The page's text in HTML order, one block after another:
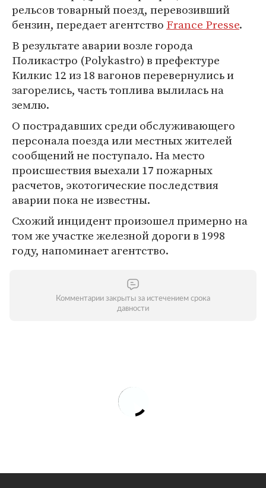
рельсов товарный поезд, перевозивший
бензин, передает агентство France Presse.
В результате аварии возле города
Поликастро (Polykastro) в префектуре
Килкис 12 из 18 вагонов перевернулись и
загорелись, часть топлива вылилась на
землю.
О пострадавших среди обслуживающего
персонала поезда или местных жителей
сообщений не поступало. На место
происшествия выехали 17 пожарных
расчетов, экотогические последствия
аварии пока не известны.
Схожий инцидент произошел примерно на
том же участке железной дороги в 1998
году, напоминает агентство.
Комментарии закрыты за истечением срока
давности